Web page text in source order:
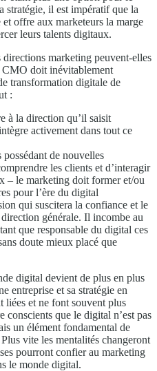
stratégie, il est impératif que la
offre aux marketeurs la marge
leurs talents digitaux.
marketing peuvent-elles
doit inévitablement
transformation digitale de
:
à la direction qu’il saisit
activement dans tout ce
de nouvelles
les clients et d’interagir
– le marketing doit former et/ou
pour l’ère du digital
qui suscitera la confiance et le
générale. Il incombe au
que responsable du digital ces
doute mieux placé que
digital devient de plus en plus
entreprise et sa stratégie en
liées et ne font souvent plus
conscients que le digital n’est pas
un élément fondamental de
vite les mentalités changeront
pourront confier au marketing
le monde digital.